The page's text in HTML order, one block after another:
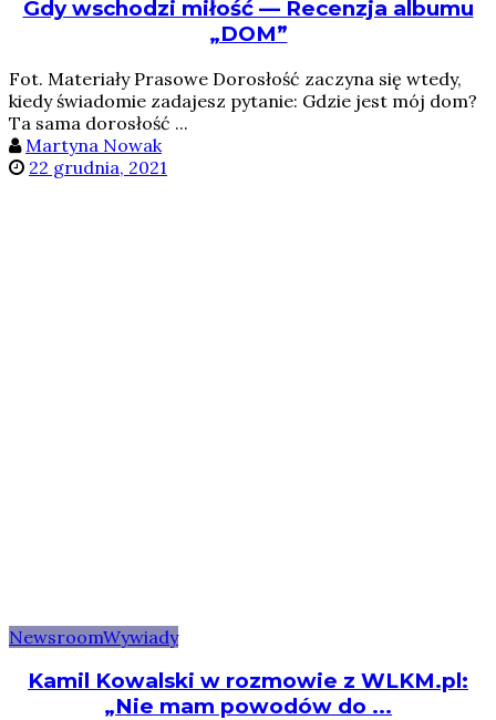
Gdy wschodzi miłość — Recenzja albumu
„DOM”
Fot. Materiały Prasowe Dorosłość zaczyna się wtedy,
kiedy świadomie zadajesz pytanie: Gdzie jest mój dom?
Ta sama dorosłość ...
Martyna Nowak
22 grudnia, 2021
NewsroomWywiady
Kamil Kowalski w rozmowie z WLKM.pl:
„Nie mam powodów do ...